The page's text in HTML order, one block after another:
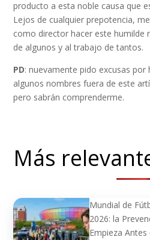
producto a esta noble causa que
Lejos de cualquier prepotencia,
como director hacer este humilde
de algunos y al trabajo de tantos.
PD: nuevamente pido excusas
algunos nombres fuera de este
pero sabrán comprenderme.
Más
Mundial de
2026: la
Empieza Antes